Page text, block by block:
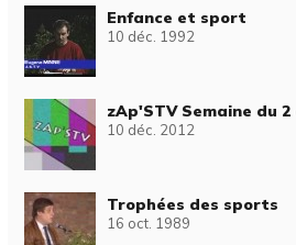
Enfance et sport
10 déc. 1992
zAp'STV Semaine du
10 déc. 2012
Trophées des sports
16 oct. 1989